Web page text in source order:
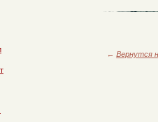
← Вернутся